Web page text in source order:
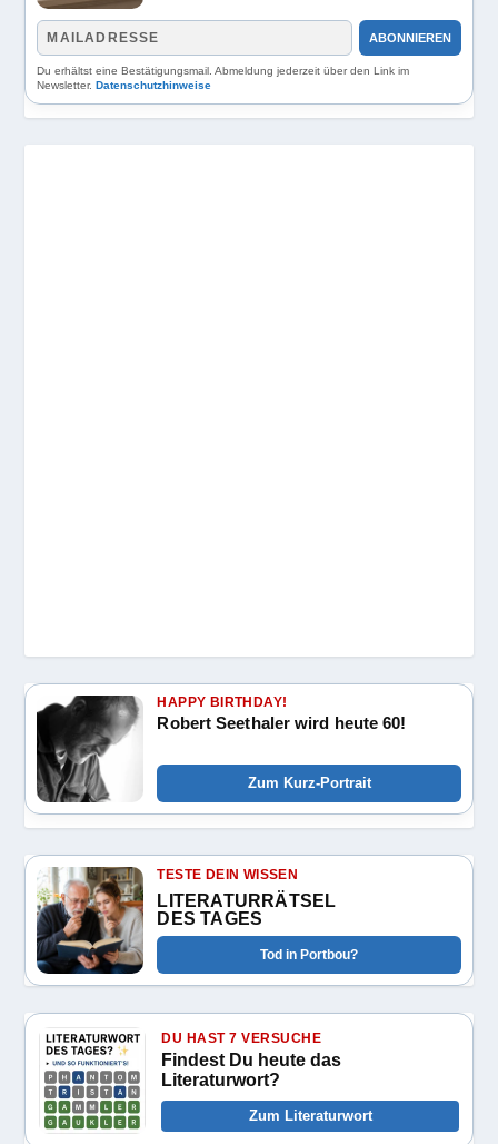
ABONNIEREN
Du erhältst eine Bestätigungsmail. Abmeldung jederzeit über den Link im
Newsletter.Datenschutzhinweise
HAPPY BIRTHDAY!
Robert Seethaler wird heute 60!
Zum Kurz-Portrait
TESTE DEIN WISSEN
LITERATURRÄTSEL
DES TAGES
Tod in Portbou?
DU HAST 7 VERSUCHE
Findest Du heute das
Literaturwort?
Zum Literaturwort